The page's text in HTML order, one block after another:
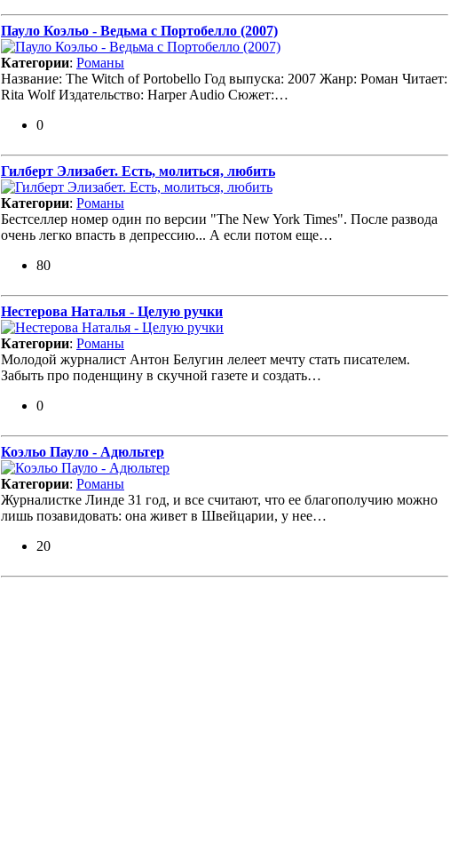
Пауло Коэльо - Ведьма с Портобелло (2007)
Категории: Романы
Название: The Witch of Portobello Год выпуска: 2007 Жанр: Роман Читает:
Rita Wolf Издательство: Harper Audio Сюжет:…
0
Гилберт Элизабет. Есть, молиться, любить
Категории: Романы
Бестселлер номер один по версии "The New York Times". После развода
очень легко впасть в депрессию... А если потом еще…
80
Нестерова Наталья - Целую ручки
Категории: Романы
Молодой журналист Антон Белугин лелеет мечту стать писателем.
Забыть про поденщину в скучной газете и создать…
0
Коэльо Пауло - Адюльтер
Категории: Романы
Журналистке Линде 31 год, и все считают, что ее благополучию можно
лишь позавидовать: она живет в Швейцарии, у нее…
20